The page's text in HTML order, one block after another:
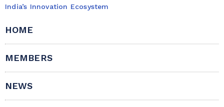
India’s Innovation Ecosystem
HOME
MEMBERS
NEWS